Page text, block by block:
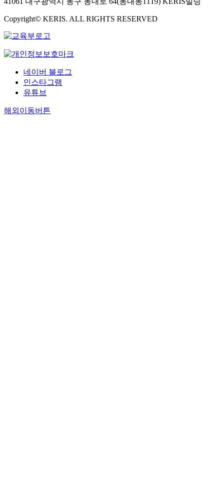
Copyright© KERIS. ALL RIGHTS RESERVED
네이버 블로그
인스타그램
유튜브
해외이동버튼